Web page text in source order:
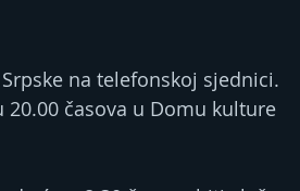
na telefonskoj sjednici.
časova u Domu kulture